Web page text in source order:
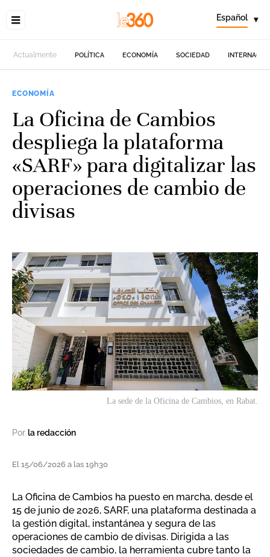
Español ▾
Actualmente POLÍTICA ECONOMÍA SOCIEDAD
ECONOMÍA
La Oficina de Cambios
despliega la plataforma
«SARF» para digitalizar las
operaciones de cambio de
divisas
La sede de la Oficina de Cambios, en Rabat.
Por la redacción
El 15/06/2026 a las 19h30
La Oficina de Cambios ha puesto en marcha, desde el
15 de junio de 2026, SARF, una plataforma destinada a
la gestión digital, instantánea y segura de las
operaciones de cambio de divisas. Dirigida a las
sociedades de cambio, la herramienta cubre tanto la